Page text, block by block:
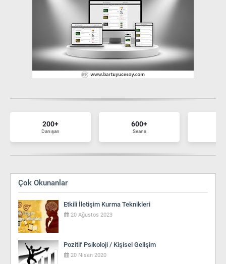
200+
Danışan
600+
Seans
Çok Okunanlar
Etkili İletişim Kurma Teknikleri
20 Ağustos 2023
Pozitif Psikoloji / Kişisel Gelişim
20 Nisan 2020